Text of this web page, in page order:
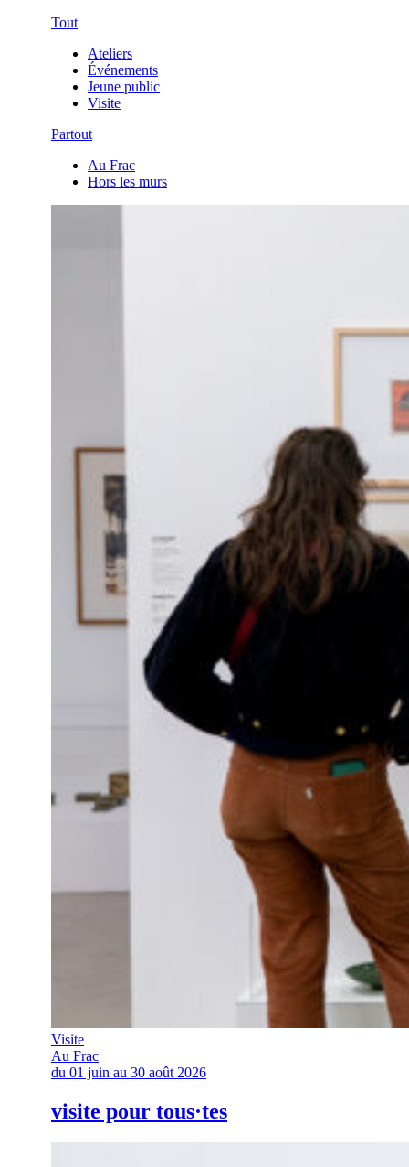
Tout
Ateliers
Événements
Jeune public
Visite
Partout
Au Frac
Hors les murs
Visite
Au Frac
du 01 juin au 30 août 2026
visite pour tous·tes